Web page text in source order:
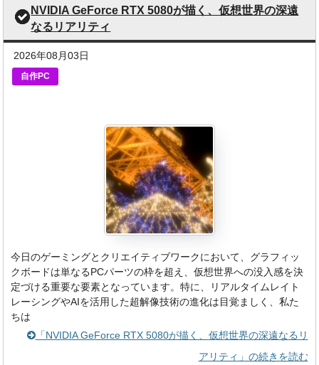
NVIDIA GeForce RTX 5080が描く、仮想世界の深遠
なるリアリティ
2026年08月03日
自作PC
今日のゲーミングとクリエイティブワークにおいて、グラフィッ
クボードは単なるPCパーツの枠を超え、仮想世界への没入感を決
定づける重要な要素となっています。特に、リアルタイムレイト
レーシングやAIを活用した超解像技術の進化は目覚ましく、私た
ちは
「NVIDIA GeForce RTX 5080が描く、仮想世界の深遠なるリ
アリティ」の続きを読む